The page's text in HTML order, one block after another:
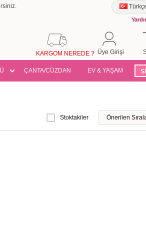
Üye Girişi
KARGOM NEREDE ?
ÇANTA/CÜZDAN EV & YAŞAM
Stoktakiler